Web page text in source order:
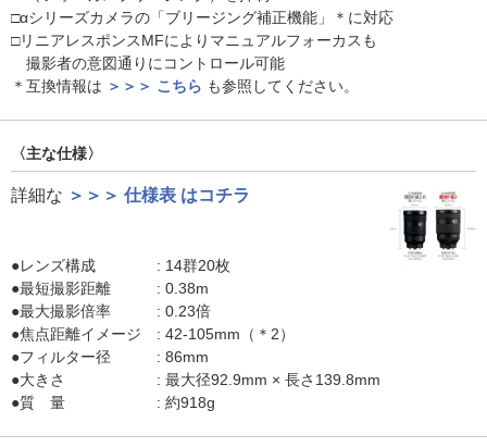
□αシリーズカメラの「ブリージング補正機能」＊に対応
□リニアレスポンスMFによりマニュアルフォーカスも
撮影者の意図通りにコントロール可能
＊互換情報は ＞＞＞ こちら も参照してください。
〈主な仕様〉
詳細な ＞＞＞ 仕様表 はコチラ
●レンズ構成 : 14群20枚
●最短撮影距離 : 0.38m
●最大撮影倍率 : 0.23倍
●焦点距離イメージ : 42-105mm（＊2）
●フィルター径 : 86mm
●大きさ : 最大径92.9mm × 長さ139.8mm
●質 量 : 約918g